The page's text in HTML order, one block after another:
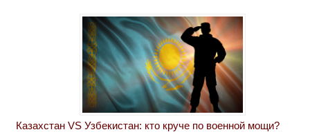
Казахстан VS Узбекистан: кто круче по военной мощи?